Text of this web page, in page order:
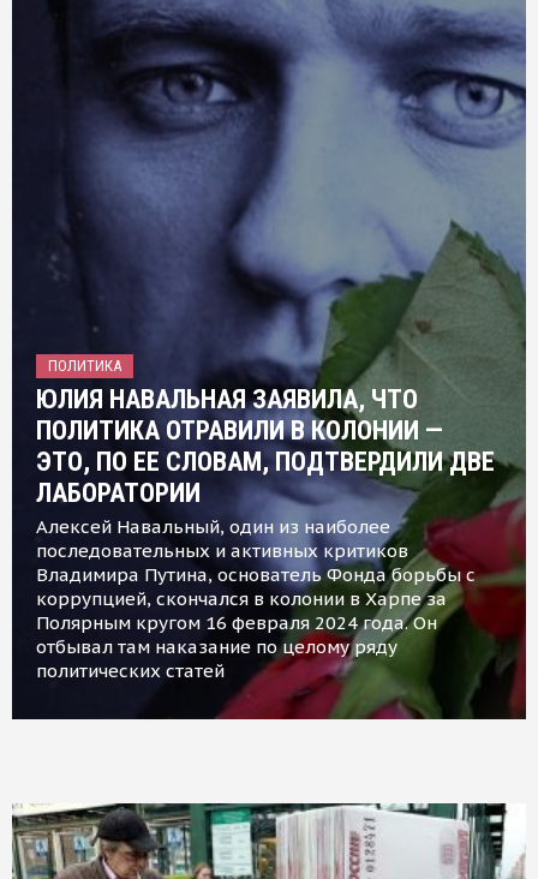
ПОЛИТИКА
ЮЛИЯ НАВАЛЬНАЯ ЗАЯВИЛА, ЧТО
ПОЛИТИКА ОТРАВИЛИ В КОЛОНИИ —
ЭТО, ПО ЕЕ СЛОВАМ, ПОДТВЕРДИЛИ ДВЕ
ЛАБОРАТОРИИ
Алексей Навальный, один из наиболее
последовательных и активных критиков
Владимира Путина, основатель Фонда борьбы с
коррупцией, скончался в колонии в Харпе за
Полярным кругом 16 февраля 2024 года. Он
отбывал там наказание по целому ряду
политических статей